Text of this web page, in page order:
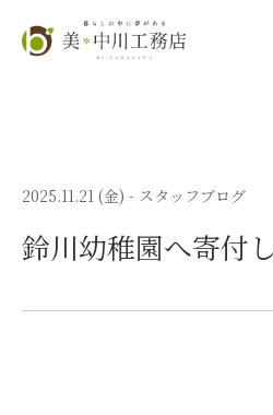
2025.11.21 (金) - スタッフブログ
鈴川幼稚園へ寄付